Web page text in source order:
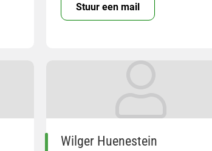
Stuur een mail
Wilger Huenestein